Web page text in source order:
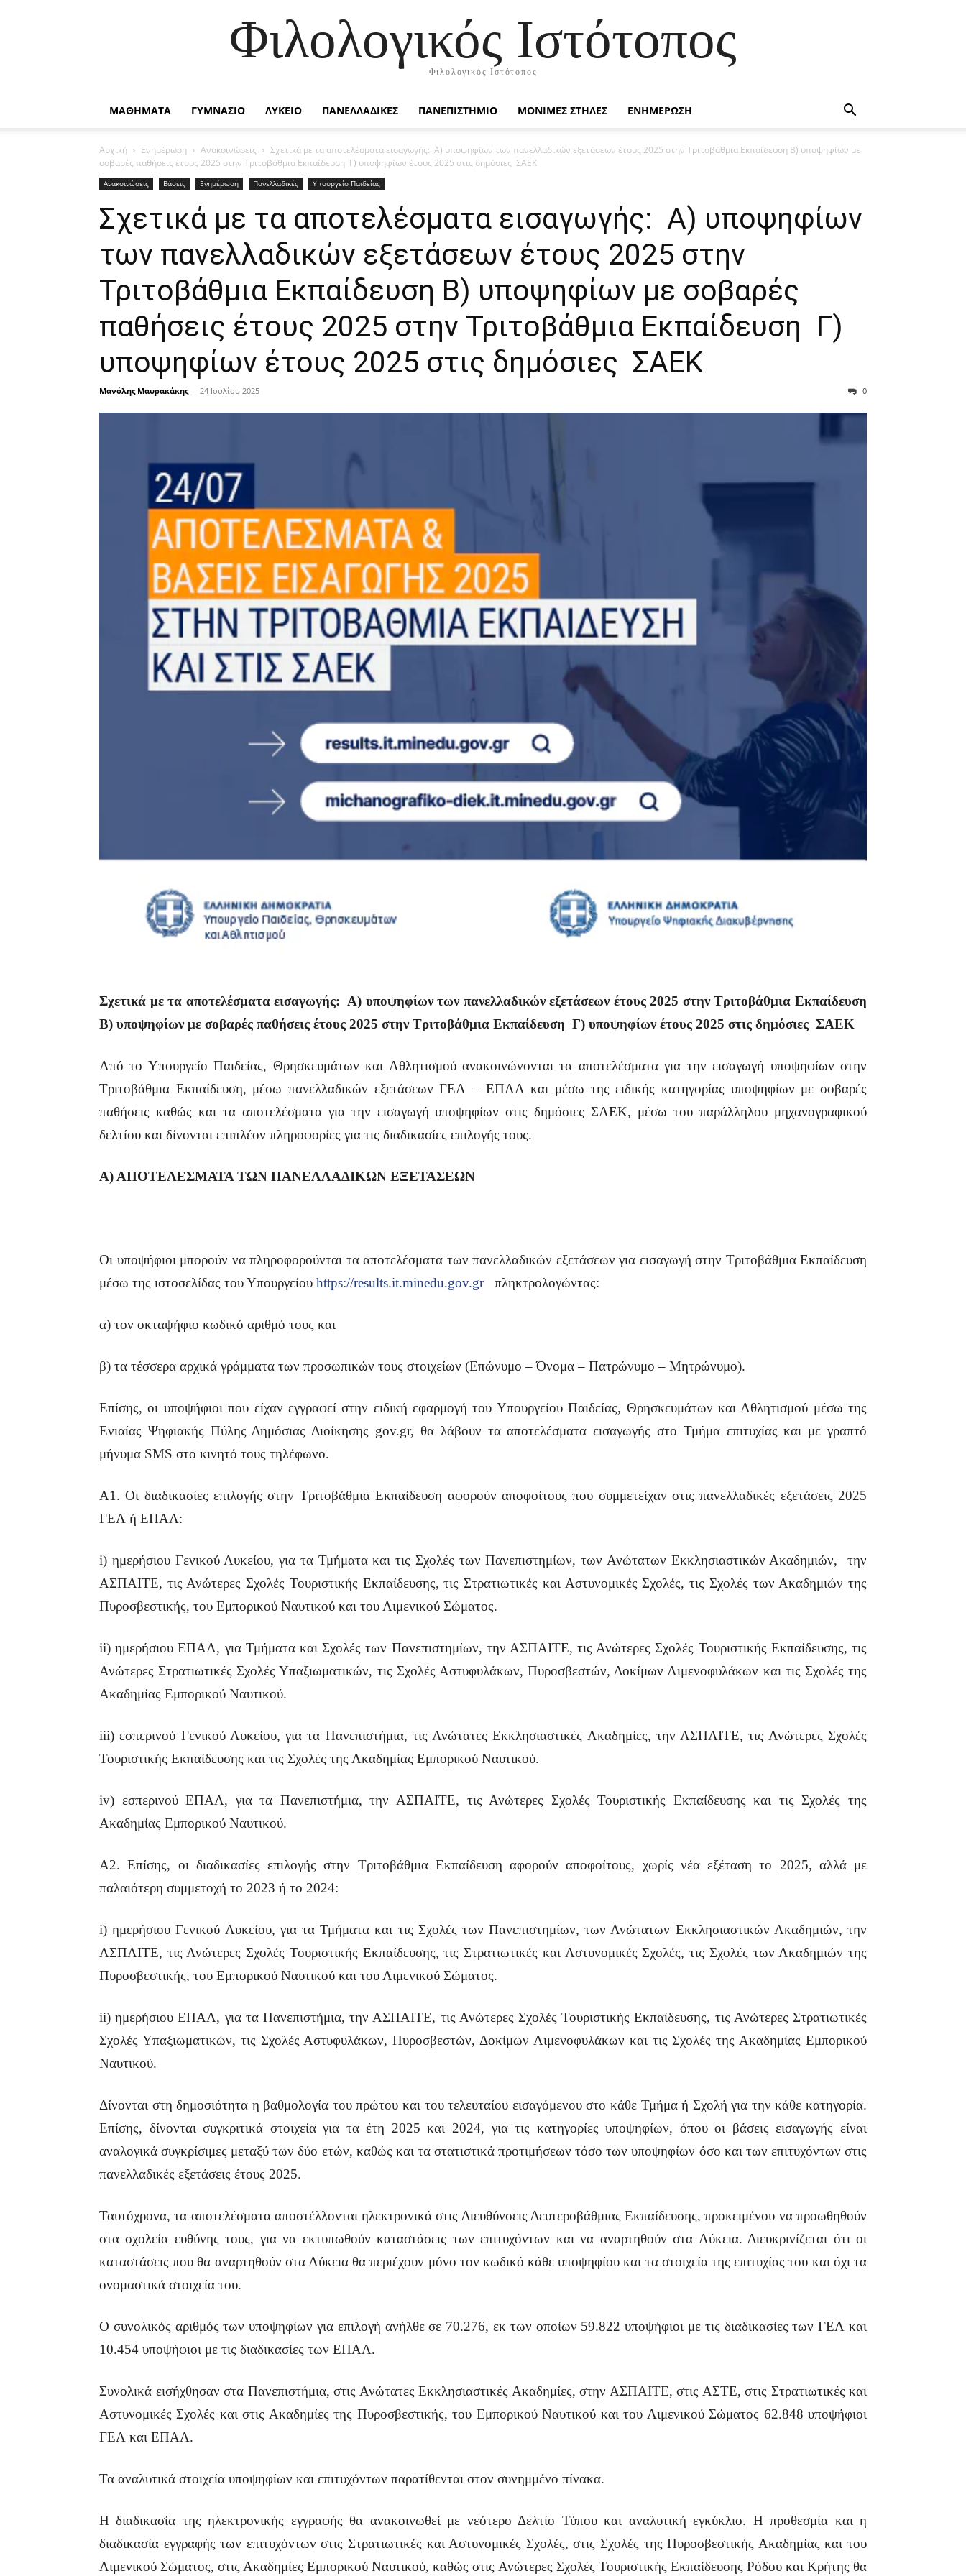
Φιλολογικός Ιστότοπος
Φιλολογικός Ιστότοπος
ΜΑΘΗΜΑΤΑ ΓΥΜΝΑΣΙΟ ΛΥΚΕΙΟ ΠΑΝΕΛΛΑΔΙΚΕΣ ΠΑΝΕΠΙΣΤΗΜΙΟ ΜΟΝΙΜΕΣ ΣΤΗΛΕΣ ΕΝΗΜΕΡΩΣΗ
Αρχική Ενημέρωση Ανακοινώσεις
Σχετικά με τα αποτελέσματα εισαγωγής: Α) υποψηφίων των πανελλαδικών εξετάσεων έτους 2025 στην Τριτοβάθμια Εκπαίδευση Β) υποψηφίων με
σοβαρές παθήσεις έτους 2025 στην Τριτοβάθμια Εκπαίδευση Γ) υποψηφίων έτους 2025 στις δημόσιες ΣΑΕΚ
Ανακοινώσεις Βάσεις Ενημέρωση Πανελλαδικές Υπουργείο Παιδείας
Σχετικά με τα αποτελέσματα εισαγωγής: Α) υποψηφίων
των πανελλαδικών εξετάσεων έτους 2025 στην
Τριτοβάθμια Εκπαίδευση Β) υποψηφίων με σοβαρές
παθήσεις έτους 2025 στην Τριτοβάθμια Εκπαίδευση Γ)
υποψηφίων έτους 2025 στις δημόσιες ΣΑΕΚ
Μανόλης Μαυρακάκης - 24 Ιουλίου 2025 0
Σχετικά με τα αποτελέσματα εισαγωγής: Α) υποψηφίων των πανελλαδικών εξετάσεων έτους 2025 στην Τριτοβάθμια Εκπαίδευση
Β) υποψηφίων με σοβαρές παθήσεις έτους 2025 στην Τριτοβάθμια Εκπαίδευση Γ) υποψηφίων έτους 2025 στις δημόσιες ΣΑΕΚ
Από το Υπουργείο Παιδείας, Θρησκευμάτων και Αθλητισμού ανακοινώνονται τα αποτελέσματα για την εισαγωγή υποψηφίων στην
Τριτοβάθμια Εκπαίδευση, μέσω πανελλαδικών εξετάσεων ΓΕΛ – ΕΠΑΛ και μέσω της ειδικής κατηγορίας υποψηφίων με σοβαρές
παθήσεις καθώς και τα αποτελέσματα για την εισαγωγή υποψηφίων στις δημόσιες ΣΑΕΚ, μέσω του παράλληλου μηχανογραφικού
δελτίου και δίνονται επιπλέον πληροφορίες για τις διαδικασίες επιλογής τους.
Α) ΑΠΟΤΕΛΕΣΜΑΤΑ ΤΩΝ ΠΑΝΕΛΛΑΔΙΚΩΝ ΕΞΕΤΑΣΕΩΝ
Οι υποψήφιοι μπορούν να πληροφορούνται τα αποτελέσματα των πανελλαδικών εξετάσεων για εισαγωγή στην Τριτοβάθμια Εκπαίδευση
μέσω της ιστοσελίδας του Υπουργείου https://results.it.minedu.gov.grπληκτρολογώντας:
α) τον οκταψήφιο κωδικό αριθμό τους και
β) τα τέσσερα αρχικά γράμματα των προσωπικών τους στοιχείων (Επώνυμο – Όνομα – Πατρώνυμο – Μητρώνυμο).
Επίσης, οι υποψήφιοι που είχαν εγγραφεί στην ειδική εφαρμογή του Υπουργείου Παιδείας, Θρησκευμάτων και Αθλητισμού μέσω της
Ενιαίας Ψηφιακής Πύλης Δημόσιας Διοίκησης gov.gr, θα λάβουν τα αποτελέσματα εισαγωγής στο Τμήμα επιτυχίας και με γραπτό
μήνυμα SMS στο κινητό τους τηλέφωνο.
Α1. Οι διαδικασίες επιλογής στην Τριτοβάθμια Εκπαίδευση αφορούν αποφοίτους που συμμετείχαν στις πανελλαδικές εξετάσεις 2025
ΓΕΛ ή ΕΠΑΛ:
i) ημερήσιου Γενικού Λυκείου, για τα Τμήματα και τις Σχολές των Πανεπιστημίων, των Ανώτατων Εκκλησιαστικών Ακαδημιών, την
ΑΣΠΑΙΤΕ, τις Ανώτερες Σχολές Τουριστικής Εκπαίδευσης, τις Στρατιωτικές και Αστυνομικές Σχολές, τις Σχολές των Ακαδημιών της
Πυροσβεστικής, του Εμπορικού Ναυτικού και του Λιμενικού Σώματος.
ii) ημερήσιου ΕΠΑΛ, για Τμήματα και Σχολές των Πανεπιστημίων, την ΑΣΠΑΙΤΕ, τις Ανώτερες Σχολές Τουριστικής Εκπαίδευσης, τις
Ανώτερες Στρατιωτικές Σχολές Υπαξιωματικών, τις Σχολές Αστυφυλάκων, Πυροσβεστών, Δοκίμων Λιμενοφυλάκων και τις Σχολές της
Ακαδημίας Εμπορικού Ναυτικού.
iii) εσπερινού Γενικού Λυκείου, για τα Πανεπιστήμια, τις Ανώτατες Εκκλησιαστικές Ακαδημίες, την ΑΣΠΑΙΤΕ, τις Ανώτερες Σχολές
Τουριστικής Εκπαίδευσης και τις Σχολές της Ακαδημίας Εμπορικού Ναυτικού.
iv) εσπερινού ΕΠΑΛ, για τα Πανεπιστήμια, την ΑΣΠΑΙΤΕ, τις Ανώτερες Σχολές Τουριστικής Εκπαίδευσης και τις Σχολές της
Ακαδημίας Εμπορικού Ναυτικού.
Α2. Επίσης, οι διαδικασίες επιλογής στην Τριτοβάθμια Εκπαίδευση αφορούν αποφοίτους, χωρίς νέα εξέταση το 2025, αλλά με
παλαιότερη συμμετοχή το 2023 ή το 2024:
i) ημερήσιου Γενικού Λυκείου, για τα Τμήματα και τις Σχολές των Πανεπιστημίων, των Ανώτατων Εκκλησιαστικών Ακαδημιών, την
ΑΣΠΑΙΤΕ, τις Ανώτερες Σχολές Τουριστικής Εκπαίδευσης, τις Στρατιωτικές και Αστυνομικές Σχολές, τις Σχολές των Ακαδημιών της
Πυροσβεστικής, του Εμπορικού Ναυτικού και του Λιμενικού Σώματος.
ii) ημερήσιου ΕΠΑΛ, για τα Πανεπιστήμια, την ΑΣΠΑΙΤΕ, τις Ανώτερες Σχολές Τουριστικής Εκπαίδευσης, τις Ανώτερες Στρατιωτικές
Σχολές Υπαξιωματικών, τις Σχολές Αστυφυλάκων, Πυροσβεστών, Δοκίμων Λιμενοφυλάκων και τις Σχολές της Ακαδημίας Εμπορικού
Ναυτικού.
Δίνονται στη δημοσιότητα η βαθμολογία του πρώτου και του τελευταίου εισαγόμενου στο κάθε Τμήμα ή Σχολή για την κάθε κατηγορία.
Επίσης, δίνονται συγκριτικά στοιχεία για τα έτη 2025 και 2024, για τις κατηγορίες υποψηφίων, όπου οι βάσεις εισαγωγής είναι
αναλογικά συγκρίσιμες μεταξύ των δύο ετών, καθώς και τα στατιστικά προτιμήσεων τόσο των υποψηφίων όσο και των επιτυχόντων στις
πανελλαδικές εξετάσεις έτους 2025.
Ταυτόχρονα, τα αποτελέσματα αποστέλλονται ηλεκτρονικά στις Διευθύνσεις Δευτεροβάθμιας Εκπαίδευσης, προκειμένου να προωθηθούν
στα σχολεία ευθύνης τους, για να εκτυπωθούν καταστάσεις των επιτυχόντων και να αναρτηθούν στα Λύκεια. Διευκρινίζεται ότι οι
καταστάσεις που θα αναρτηθούν στα Λύκεια θα περιέχουν μόνο τον κωδικό κάθε υποψηφίου και τα στοιχεία της επιτυχίας του και όχι τα
ονομαστικά στοιχεία του.
O συνολικός αριθμός των υποψηφίων για επιλογή ανήλθε σε 70.276, εκ των οποίων 59.822 υποψήφιοι με τις διαδικασίες των ΓΕΛ και
10.454 υποψήφιοι με τις διαδικασίες των ΕΠΑΛ.
Συνολικά εισήχθησαν στα Πανεπιστήμια, στις Ανώτατες Εκκλησιαστικές Ακαδημίες, στην ΑΣΠΑΙΤΕ, στις ΑΣΤΕ, στις Στρατιωτικές και
Αστυνομικές Σχολές και στις Ακαδημίες της Πυροσβεστικής, του Εμπορικού Ναυτικού και του Λιμενικού Σώματος 62.848 υποψήφιοι
ΓΕΛ και ΕΠΑΛ.
Τα αναλυτικά στοιχεία υποψηφίων και επιτυχόντων παρατίθενται στον συνημμένο πίνακα.
Η διαδικασία της ηλεκτρονικής εγγραφής θα ανακοινωθεί με νεότερο Δελτίο Τύπου και αναλυτική εγκύκλιο. Η προθεσμία και η
διαδικασία εγγραφής των επιτυχόντων στις Στρατιωτικές και Αστυνομικές Σχολές, στις Σχολές της Πυροσβεστικής Ακαδημίας και του
Λιμενικού Σώματος, στις Ακαδημίες Εμπορικού Ναυτικού, καθώς στις Ανώτερες Σχολές Τουριστικής Εκπαίδευσης Ρόδου και Κρήτης θα